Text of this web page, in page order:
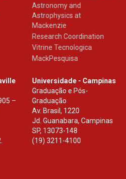
Astronomy and
Astrophysics at
Mackenzie
Research Coordination
Vitrine Tecnologica
MackPesquisa
–
Universidade - Campinas
Graduação e Pós-
Graduação
Av. Brasil, 1220
Jd. Guanabara, Campinas
SP, 13073-148
(19) 3211-4100